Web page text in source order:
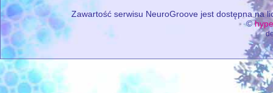
Zawartość serwisu NeuroGroove jest dostępna na
©